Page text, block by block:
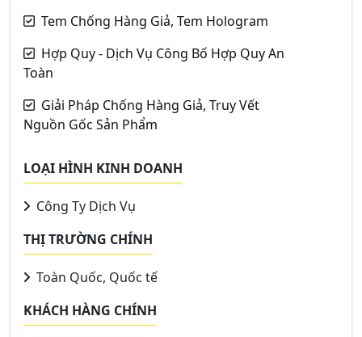
Tem Chống Hàng Giả, Tem Hologram
Hợp Quy - Dịch Vụ Công Bố Hợp Quy An
Toàn
Giải Pháp Chống Hàng Giả, Truy Vết
Nguồn Gốc Sản Phẩm
LOẠI HÌNH KINH DOANH
Công Ty Dịch Vụ
THỊ TRƯỜNG CHÍNH
Toàn Quốc, Quốc tế
KHÁCH HÀNG CHÍNH